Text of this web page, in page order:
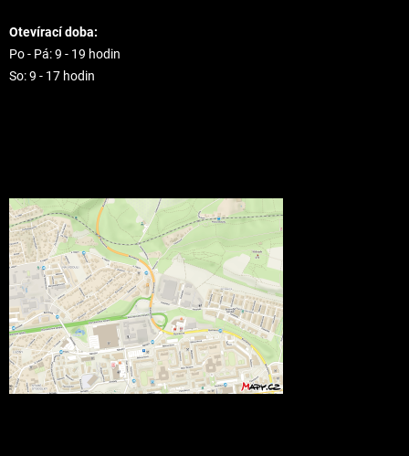
Otevírací doba:
Po - Pá: 9 - 19 hodin
So: 9 - 17 hodin